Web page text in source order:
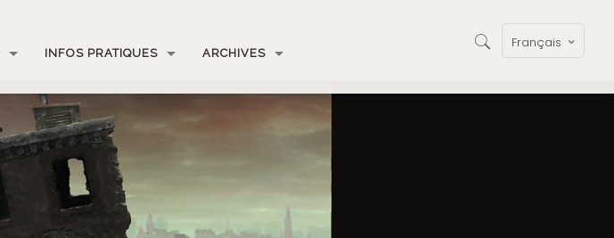
INFOS PRATIQUES ARCHIVES
Français